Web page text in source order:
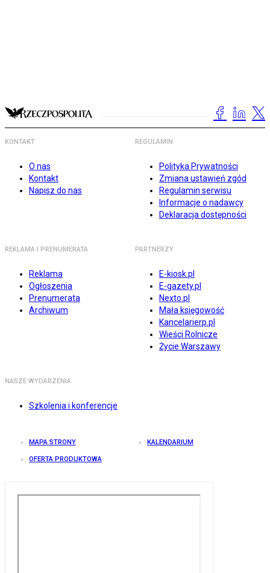
KONTAKT
O nas
Kontakt
Napisz do nas
REGULAMIN
Polityka Prywatności
Zmiana ustawień zgód
Regulamin serwisu
Informacje o nadawcy
Deklaracja dostępności
REKLAMA I PRENUMERATA
Reklama
Ogłoszenia
Prenumerata
Archiwum
PARTNERZY
E-kiosk.pl
E-gazety.pl
Nexto.pl
Mała księgowość
Kancelarierp.pl
Wieści Rolnicze
Życie Warszawy
NASZE WYDARZENIA
Szkolenia i konferencje
MAPA STRONY KALENDARIUM
OFERTA PRODUKTOWA